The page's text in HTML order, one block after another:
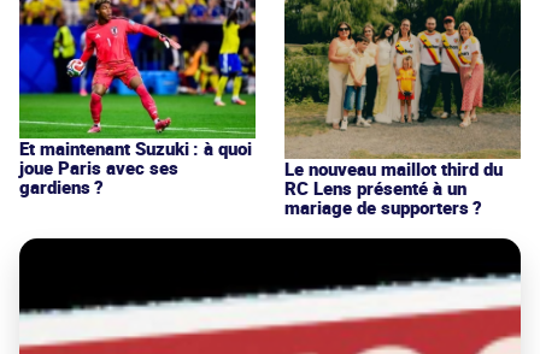
Et maintenant Suzuki : à quoi
joue Paris avec ses
gardiens ?
Le nouveau maillot third du
RC Lens présenté à un
mariage de supporters ?